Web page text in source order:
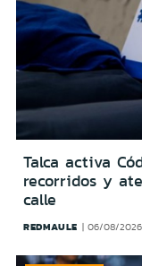
Talca activa
recorridos y
calle
REDMAULE 06/08/2026